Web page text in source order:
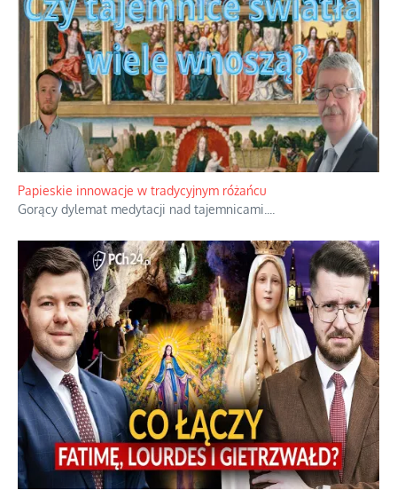
Papieskie innowacje w tradycyjnym różańcu
Gorący dylemat medytacji nad tajemnicami.